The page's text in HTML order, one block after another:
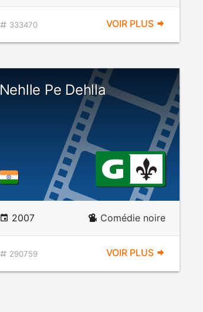
333470 VOIR PLUS
Nehlle Pe Dehlla
2007 Comédie noire
290759 VOIR PLUS